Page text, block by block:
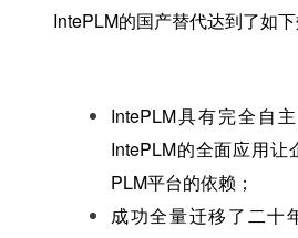
IntePLM的国产替代达到了如下
IntePLM具有完全自
IntePLM的全面应用
PLM平台的依赖；
成功全量迁移了二十